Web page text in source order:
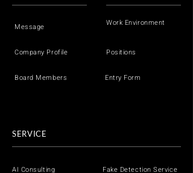
精度に詐欺被害を防止〜
Message
Company Profile
Board Members
Work Environment
Positions
Entry Form
SERVICE
AI Consulting Fake Detection Service